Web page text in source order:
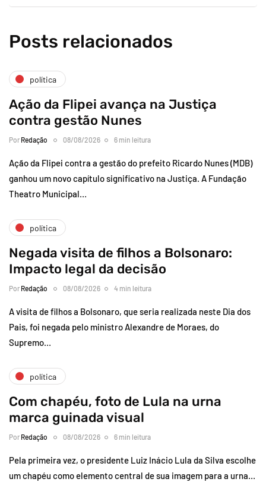
Posts relacionados
política
Ação da Flipei avança na Justiça
contra gestão Nunes
Por Redação 08/08/2026 6 min leitura
Ação da Flipei contra a gestão do prefeito Ricardo Nunes (MDB)
ganhou um novo capítulo significativo na Justiça. A Fundação
Theatro Municipal…
política
Negada visita de filhos a Bolsonaro:
Impacto legal da decisão
Por Redação 08/08/2026 4 min leitura
A visita de filhos a Bolsonaro, que seria realizada neste Dia dos
Pais, foi negada pelo ministro Alexandre de Moraes, do
Supremo…
política
Com chapéu, foto de Lula na urna
marca guinada visual
Por Redação 08/08/2026 6 min leitura
Pela primeira vez, o presidente Luiz Inácio Lula da Silva escolhe
um chapéu como elemento central de sua imagem para a urna…